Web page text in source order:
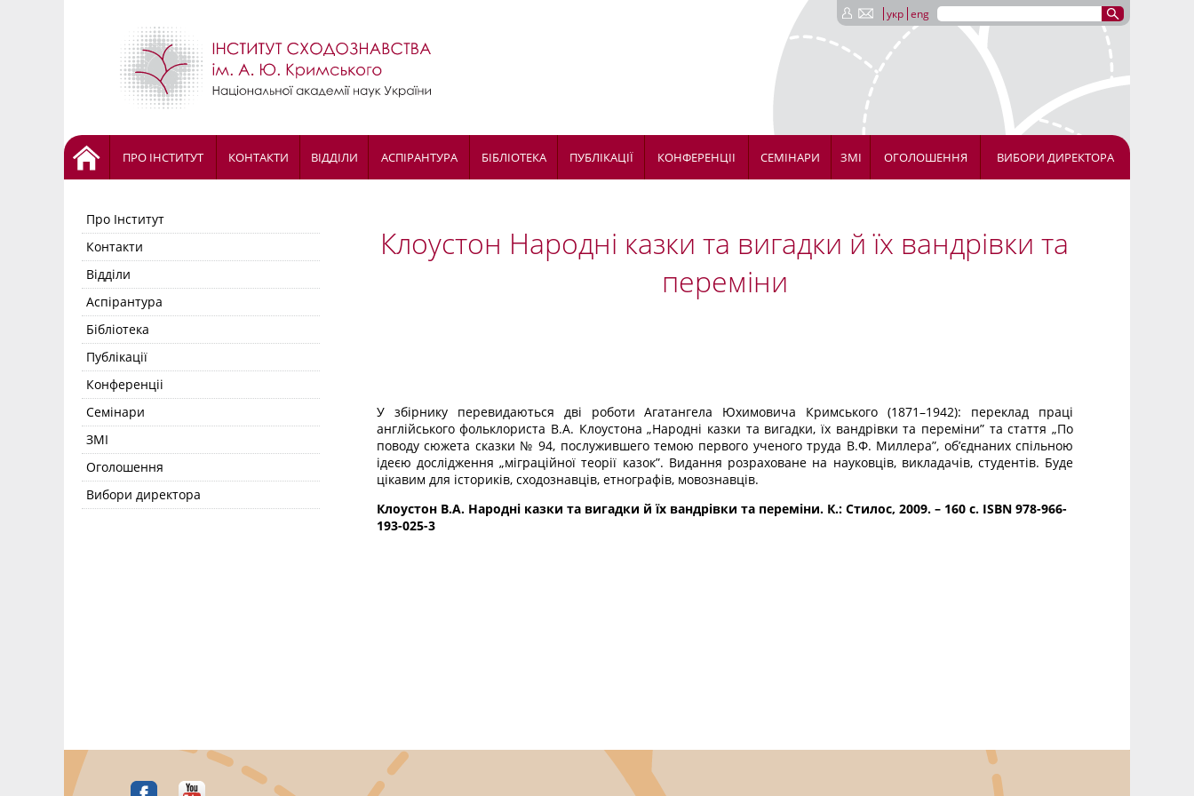
укр eng
ПРО ІНСТИТУТ КОНТАКТИ ВІДДІЛИ АСПІРАНТУРА БІБЛІОТЕКА ПУБЛІКАЦІЇ КОНФЕРЕНЦІІ СЕМІНАРИ ЗМІ ОГОЛОШЕННЯ ВИБОРИ ДИРЕКТОРА
Про Інститут
Контакти
Відділи
Аспірантура
Бібліотека
Публікації
Конференціі
Семінари
ЗМІ
Оголошення
Вибори директора
Клоустон Народні казки та вигадки й їх вандрівки та
переміни
У збірнику перевидаються дві роботи Агатангела Юхимовича Кримського (1871–1942): переклад праці
англійського фольклориста В.А. Клоустона „Народні казки та вигадки, їх вандрівки та переміни” та стаття „По
поводу сюжета сказки № 94, послужившего темою первого ученого труда В.Ф. Миллера”, об’єднаних спільною
ідеєю дослідження „міграційної теорії казок”. Видання розраховане на науковців, викладачів, студентів. Буде
цікавим для істориків, сходознавців, етнографів, мовознавців.
Клоустон В.А. Народні казки та вигадки й їх вандрівки та переміни. К.: Стилос, 2009. – 160 с. ISBN 978-966-
193-025-3